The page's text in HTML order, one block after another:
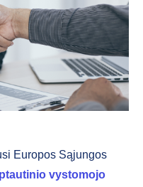
Europos Sąjungos
vystomojo